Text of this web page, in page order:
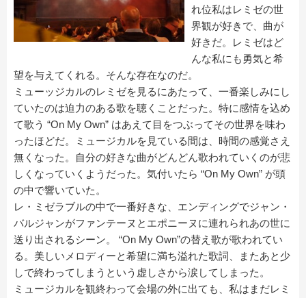
れ位私はレミゼの世
界観が好きで、曲が
好きだ。レミゼはど
んな私にも勇気と希
望を与えてくれる。そんな存在なのだ。
ミューッジカルのレミゼを見るにあたって、一番楽しみにし
ていたのは迫力のある歌を聴くことだった。特に感情を込め
て歌う “On My Own” はあえて目をつぶってその世界を味わ
ったほどだ。ミュージカルを見ている間は、時間の感覚さえ
無くなった。自分の好きな曲がどんどん歌われていくのが悲
しくなっていくようだった。気付いたら “On My Own” が頭
の中で響いていた。
レ・ミゼラブルの中で一番好きな、エンディングでジャン・
バルジャンがファンテーヌとエポニーヌに連れられあの世に
送り出されるシーン。 “On My Own”の替え歌が歌われてい
る。美しいメロディーと希望に満ち溢れた歌詞、またあと少
しで終わってしまうという虚しさから涙してしまった。
ミュージカルを観終わって会場の外に出ても、私はまだレミ